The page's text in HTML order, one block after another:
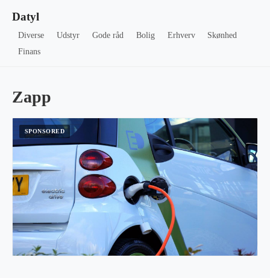
Datyl
Diverse Udstyr Gode råd Bolig Erhverv
Skønhed
Finans
Zapp